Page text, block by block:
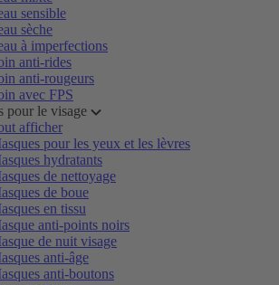
sensible
sèche
à imperfections
anti-rides
anti-rougeurs
avec FPS
pour le visage
afficher
pour les yeux et les lèvres
hydratants
de nettoyage
de boue
en tissu
anti-points noirs
de nuit visage
anti-âge
anti-boutons